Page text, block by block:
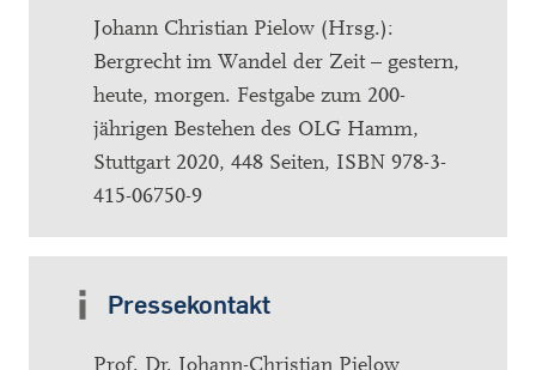
Johann Christian Pielow (Hrsg.):
Bergrecht im Wandel der Zeit – gestern,
heute, morgen. Festgabe zum 200-
jährigen Bestehen des OLG Hamm,
Stuttgart 2020, 448 Seiten, ISBN 978-3-
415-06750-9
Pressekontakt